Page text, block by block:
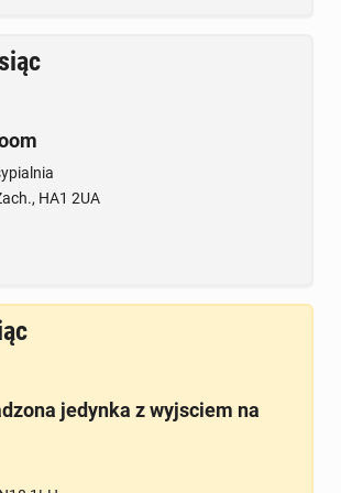
HA1 2UA
jedynka z wyjsciem na